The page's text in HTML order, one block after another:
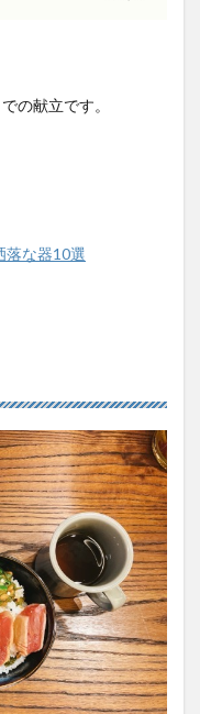
の献立です。
落な器10選